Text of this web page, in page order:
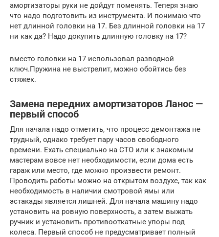
амортизаторы руки не дойдут поменять. Теперя знаю
что надо подготовить из инструмента. И понимаю что
нет длинной головки на 17. Без длинной головки на 17
ни как да? Надо докупить длинную головку на 17?
вместо головки на 17 использовал разводной
ключ.Пружина не выстрелит, можно обойтись без
стяжек.
Замена передних амортизаторов Ланос —
первый способ
Для начала надо отметить, что процесс демонтажа не
трудный, однако требует пару часов свободного
времени. Ехать специально на СТО или к знакомым
мастерам вовсе нет необходимости, если дома есть
гараж или место, где можно произвести ремонт.
Проводить работы можно на открытом воздухе, так как
необходимость в наличии смотровой ямы или
эстакады является лишней. Для начала машину надо
установить на ровную поверхность, а затем выжать
ручник и установить противооткатные упоры под
колеса. Первый способ не предусматривает полный